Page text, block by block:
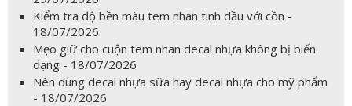
Kiểm tra độ bền màu tem nhãn tinh dầu với cồn -
18/07/2026
Mẹo giữ cho cuộn tem nhãn decal nhựa không bị biến
dạng - 18/07/2026
Nên dùng decal nhựa sữa hay decal nhựa cho mỹ phẩm
- 18/07/2026